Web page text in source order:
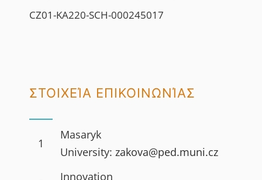
CZ01-KA220-SCH-000245017
ΣΤΟΙΧΕΊΑ ΕΠΙΚΟΙΝΩΝΊΑΣ
1
Masaryk
University:zakova@ped.muni.cz
Innovation